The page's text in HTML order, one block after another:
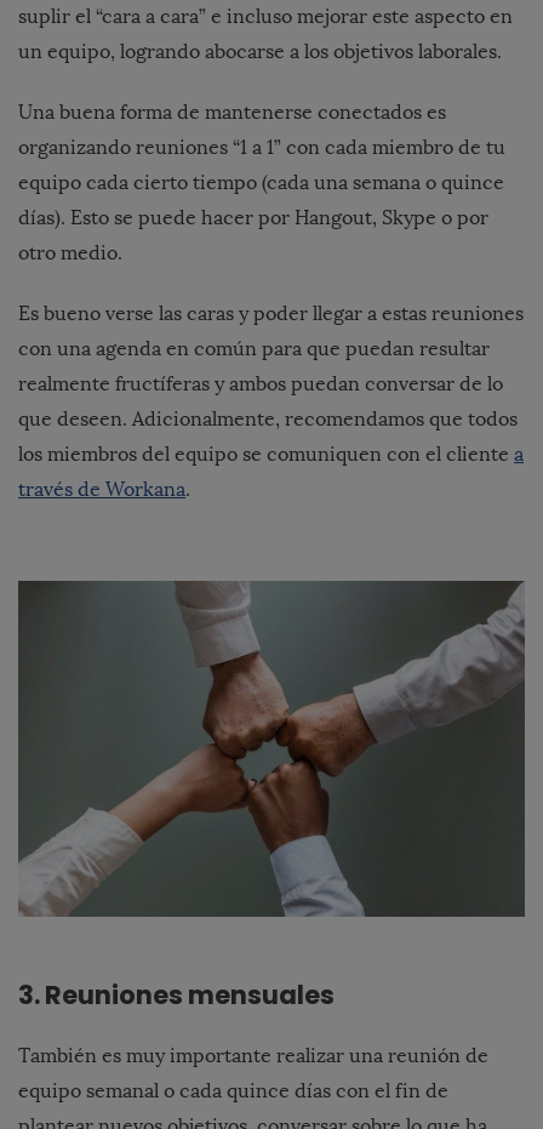
suplir el “cara a cara” e incluso mejorar este aspecto en
un equipo, logrando abocarse a los objetivos laborales.
Una buena forma de mantenerse conectados es
organizando reuniones “1 a 1” con cada miembro de tu
equipo cada cierto tiempo (cada una semana o quince
días). Esto se puede hacer por Hangout, Skype o por
otro medio.
Es bueno verse las caras y poder llegar a estas reuniones
con una agenda en común para que puedan resultar
realmente fructíferas y ambos puedan conversar de lo
que deseen. Adicionalmente, recomendamos que todos
los miembros del equipo se comuniquen con el cliente a
través de Workana.
3. Reuniones mensuales
También es muy importante realizar una reunión de
equipo semanal o cada quince días con el fin de